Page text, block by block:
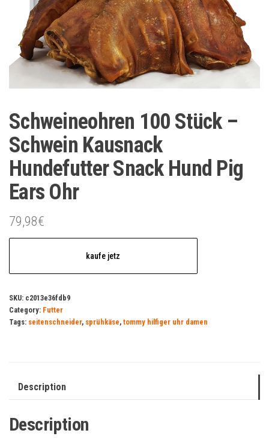
Schweineohren 100 Stück –
Schwein Kausnack
Hundefutter Snack Hund Pig
Ears Ohr
79,98€
kaufe jetz
SKU: c2013e36fdb9
Category: Futter
Tags: seitenschneider, sprühkäse, tommy hilfiger uhr damen
Description
Description